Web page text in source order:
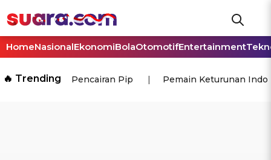
HomeNasionalEkonomiBolaOtomotifEntertainment
🔥 Trending Pencairan Pip Pemain Keturunan